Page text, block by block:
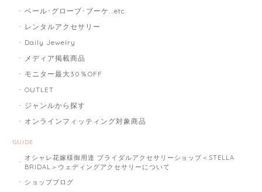
ベール･グローブ･ブーケ...etc
レンタルアクセサリー
Daily Jewelry
メディア掲載商品
モニター最大30％OFF
OUTLET
ジャンルから探す
オンラインフィッティング対象商品
GUIDE
オシャレ花嫁様御用達 ブライダルアクセサリーショップ＜STELLA
BRIDAL＞ウェディングアクセサリーについて
ショップブログ